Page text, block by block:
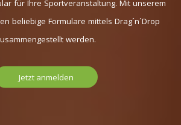
für Ihre Sportveranstaltung. Mit unserem
beliebige Formulare mittels Drag´n´Drop
werden.
Jetzt anmelden